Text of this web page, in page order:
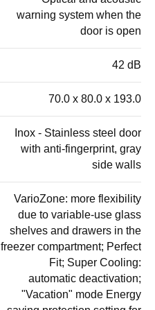
warning system when the
door is open
42 dB
70.0 x 80.0 x 193.0
Inox - Stainless steel door
with anti-fingerprint, gray
side walls
VarioZone: more flexibility
due to variable-use glass
shelves and drawers in the
freezer compartment; Perfect
Fit; Super Cooling:
automatic deactivation;
"Vacation" mode Energy